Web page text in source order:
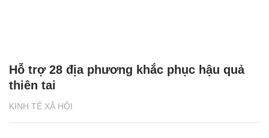
KINH TẾ XÃ HỘI
Hỗ trợ 28 địa phương khắc phục hậu quả
thiên tai